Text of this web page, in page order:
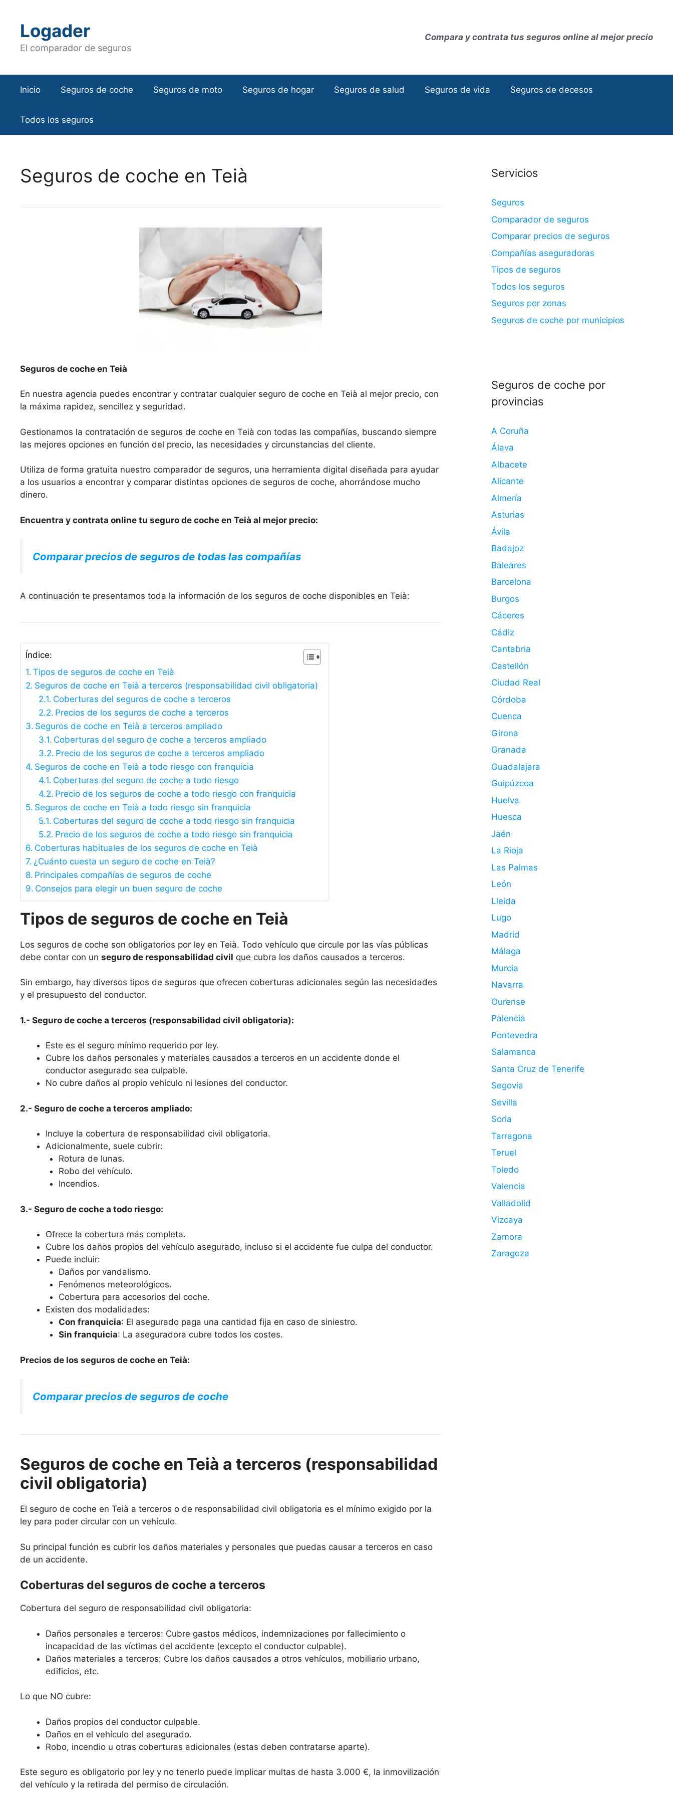
contenidoLogader
El comparador de seguros
Compara y contrata tus seguros online al mejor precio
Inicio Seguros de coche Seguros de moto Seguros de hogar Seguros de salud Seguros de vida Seguros de decesos
Todos los seguros
Seguros de coche en Teià
Seguros de coche en Teià
En nuestra agencia puedes encontrar y contratar cualquier seguro de coche en Teià al mejor precio, con
la máxima rapidez, sencillez y seguridad.
Gestionamos la contratación de seguros de coche en Teià con todas las compañías, buscando siempre
las mejores opciones en función del precio, las necesidades y circunstancias del cliente.
Utiliza de forma gratuita nuestro comparador de seguros, una herramienta digital diseñada para ayudar
a los usuarios a encontrar y comparar distintas opciones de seguros de coche, ahorrándose mucho
dinero.
Encuentra y contrata online tu seguro de coche en Teià al mejor precio:
Comparar precios de seguros de todas las compañías
A continuación te presentamos toda la información de los seguros de coche disponibles en Teià:
Índice:
Tipos de seguros de coche en Teià
Seguros de coche en Teià a terceros (responsabilidad civil obligatoria)
Coberturas del seguros de coche a terceros
Precios de los seguros de coche a terceros
Seguros de coche en Teià a terceros ampliado
Coberturas del seguro de coche a terceros ampliado
Precio de los seguros de coche a terceros ampliado
Seguros de coche en Teià a todo riesgo con franquicia
Coberturas del seguro de coche a todo riesgo
Precio de los seguros de coche a todo riesgo con franquicia
Seguros de coche en Teià a todo riesgo sin franquicia
Coberturas del seguro de coche a todo riesgo sin franquicia
Precio de los seguros de coche a todo riesgo sin franquicia
Coberturas habituales de los seguros de coche en Teià
¿Cuánto cuesta un seguro de coche en Teià?
Principales compañías de seguros de coche
Consejos para elegir un buen seguro de coche
Tipos de seguros de coche en Teià
Los seguros de coche son obligatorios por ley en Teià. Todo vehículo que circule por las vías públicas
debe contar con un seguro de responsabilidad civil que cubra los daños causados a terceros.
Sin embargo, hay diversos tipos de seguros que ofrecen coberturas adicionales según las necesidades
y el presupuesto del conductor.
1.- Seguro de coche a terceros (responsabilidad civil obligatoria):
Este es el seguro mínimo requerido por ley.
Cubre los daños personales y materiales causados a terceros en un accidente donde el
conductor asegurado sea culpable.
No cubre daños al propio vehículo ni lesiones del conductor.
2.- Seguro de coche a terceros ampliado:
Incluye la cobertura de responsabilidad civil obligatoria.
Adicionalmente, suele cubrir:
Rotura de lunas.
Robo del vehículo.
Incendios.
3.- Seguro de coche a todo riesgo:
Ofrece la cobertura más completa.
Cubre los daños propios del vehículo asegurado, incluso si el accidente fue culpa del conductor.
Puede incluir:
Daños por vandalismo.
Fenómenos meteorológicos.
Cobertura para accesorios del coche.
Existen dos modalidades:
Con franquicia: El asegurado paga una cantidad fija en caso de siniestro.
Sin franquicia: La aseguradora cubre todos los costes.
Precios de los seguros de coche en Teià:
Comparar precios de seguros de coche
Seguros de coche en Teià a terceros (responsabilidad
civil obligatoria)
El seguro de coche en Teià a terceros o de responsabilidad civil obligatoria es el mínimo exigido por la
ley para poder circular con un vehículo.
Su principal función es cubrir los daños materiales y personales que puedas causar a terceros en caso
de un accidente.
Coberturas del seguros de coche a terceros
Cobertura del seguro de responsabilidad civil obligatoria:
Daños personales a terceros: Cubre gastos médicos, indemnizaciones por fallecimiento o
incapacidad de las víctimas del accidente (excepto el conductor culpable).
Daños materiales a terceros: Cubre los daños causados a otros vehículos, mobiliario urbano,
edificios, etc.
Lo que NO cubre:
Daños propios del conductor culpable.
Daños en el vehículo del asegurado.
Robo, incendio u otras coberturas adicionales (estas deben contratarse aparte).
Este seguro es obligatorio por ley y no tenerlo puede implicar multas de hasta 3.000 €, la inmovilización
del vehículo y la retirada del permiso de circulación.
Servicios
Seguros
Comparador de seguros
Comparar precios de seguros
Compañías aseguradoras
Tipos de seguros
Todos los seguros
Seguros por zonas
Seguros de coche por municipios
Seguros de coche por
provincias
A Coruña
Álava
Albacete
Alicante
Almería
Asturias
Ávila
Badajoz
Baleares
Barcelona
Burgos
Cáceres
Cádiz
Cantabria
Castellón
Ciudad Real
Córdoba
Cuenca
Girona
Granada
Guadalajara
Guipúzcoa
Huelva
Huesca
Jaén
La Rioja
Las Palmas
León
Lleida
Lugo
Madrid
Málaga
Murcia
Navarra
Ourense
Palencia
Pontevedra
Salamanca
Santa Cruz de Tenerife
Segovia
Sevilla
Soria
Tarragona
Teruel
Toledo
Valencia
Valladolid
Vizcaya
Zamora
Zaragoza